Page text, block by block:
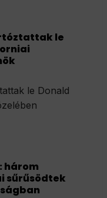
le
le Donald
három
sűrűsödtek